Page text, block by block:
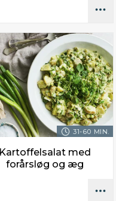
31-60 MIN.
Kartoffelsalat med
forårsløg og æg